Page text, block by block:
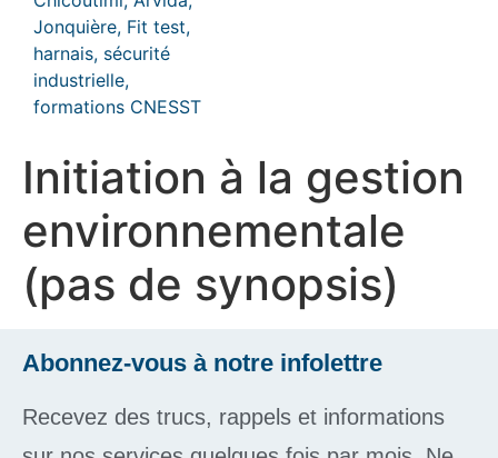
Initiation à la gestion
environnementale
(pas de synopsis)
Abonnez-vous à notre infolettre
Recevez des trucs, rappels et informations